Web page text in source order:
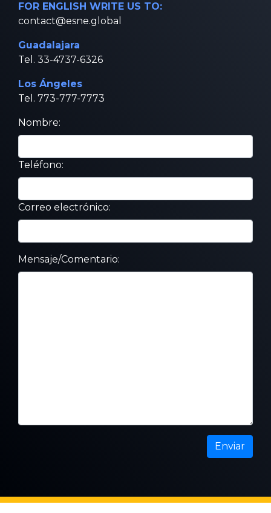
FOR ENGLISH WRITE US TO:
contact@esne.global
Guadalajara
Tel. 33-4737-6326
Los Ángeles
Tel. 773-777-7773
Nombre:
Teléfono:
Correo electrónico:
Mensaje/Comentario:
Enviar